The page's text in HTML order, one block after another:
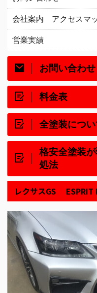
会社案内 アクセスマ
営業実績
お問い合わせ
料金表
全塗装につ
格安全塗装
処法
レクサスGS ESPRIT